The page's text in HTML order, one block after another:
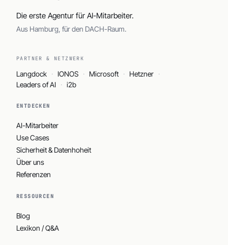
Die erste Agentur für AI-Mitarbeiter.
Aus Hamburg, für den DACH-Raum.
PARTNER & NETZWERK
Langdock IONOS Microsoft
Hetzner
Leaders of AI
i2b
ENTDECKEN
AI-Mitarbeiter
Use Cases
Sicherheit & Datenhoheit
Über uns
Referenzen
RESSOURCEN
Blog
Lexikon / Q&A